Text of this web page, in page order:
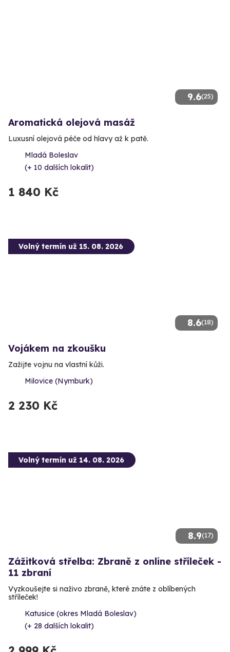
9.6(25)
Aromatická olejová masáž
Luxusní olejová péče od hlavy až k patě.
Mladá Boleslav
(+ 10 dalších lokalit)
1 840 Kč
8.6(18)
Volný termín už 15. 08. 2026
Vojákem na zkoušku
Zažijte vojnu na vlastní kůži.
Milovice (Nymburk)
2 230 Kč
8.9(17)
Volný termín už 14. 08. 2026
Zážitková střelba: Zbraně z online stříleček -
11 zbraní
Vyzkoušejte si naživo zbraně, které znáte z oblíbených
stříleček!
Katusice (okres Mladá Boleslav)
(+ 28 dalších lokalit)